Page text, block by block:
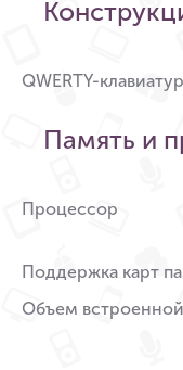
QWERTY-
Память и
Процессор
Поддержка карт
Объем